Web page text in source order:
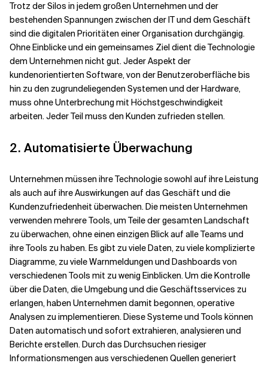
Trotz der Silos in jedem großen Unternehmen und der
bestehenden Spannungen zwischen der IT und dem Geschäft
sind die digitalen Prioritäten einer Organisation durchgängig.
Ohne Einblicke und ein gemeinsames Ziel dient die Technologie
dem Unternehmen nicht gut. Jeder Aspekt der
kundenorientierten Software, von der Benutzeroberfläche bis
hin zu den zugrundeliegenden Systemen und der Hardware,
muss ohne Unterbrechung mit Höchstgeschwindigkeit
arbeiten. Jeder Teil muss den Kunden zufrieden stellen.
2. Automatisierte Überwachung
Unternehmen müssen ihre Technologie sowohl auf ihre Leistung
als auch auf ihre Auswirkungen auf das Geschäft und die
Kundenzufriedenheit überwachen. Die meisten Unternehmen
verwenden mehrere Tools, um Teile der gesamten Landschaft
zu überwachen, ohne einen einzigen Blick auf alle Teams und
ihre Tools zu haben. Es gibt zu viele Daten, zu viele komplizierte
Diagramme, zu viele Warnmeldungen und Dashboards von
verschiedenen Tools mit zu wenig Einblicken. Um die Kontrolle
über die Daten, die Umgebung und die Geschäftsservices zu
erlangen, haben Unternehmen damit begonnen, operative
Analysen zu implementieren. Diese Systeme und Tools können
Daten automatisch und sofort extrahieren, analysieren und
Berichte erstellen. Durch das Durchsuchen riesiger
Informationsmengen aus verschiedenen Quellen generiert